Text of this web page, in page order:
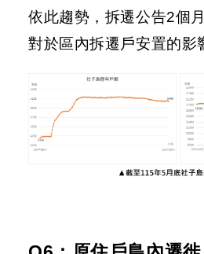
依此趨勢，拆遷公告2個
對於區內拆遷戶安置的影